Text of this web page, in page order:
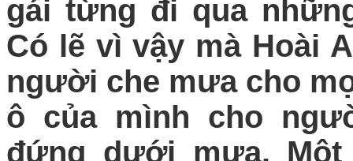
gái từng đi qua
Có lẽ vì vậy mà Hoài
người che mưa cho
ô của mình cho
đứng dưới mưa. Một